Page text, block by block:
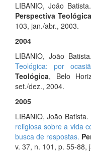
LIBANIO, João Batista.
Perspectiva Teológica
103, jan./abr., 2003.
2004
LIBANIO, João Batista.
Teológica: por
Teológica, Belo
set./dez., 2004.
2005
LIBANIO, João Batista.
religiosa sobre a vida
busca de respostas.
v. 37, n. 101, p. 55-88,